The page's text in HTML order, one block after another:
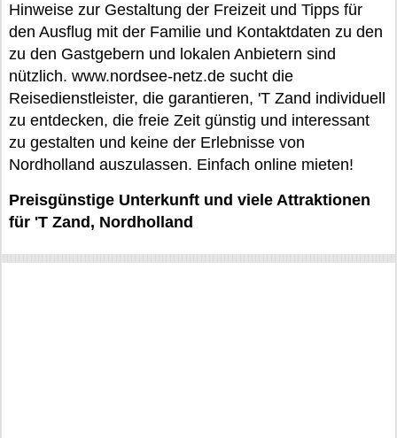
Hinweise zur Gestaltung der Freizeit und Tipps für
den Ausflug mit der Familie und Kontaktdaten zu den
zu den Gastgebern und lokalen Anbietern sind
nützlich. www.nordsee-netz.de sucht die
Reisedienstleister, die garantieren, 'T Zand individuell
zu entdecken, die freie Zeit günstig und interessant
zu gestalten und keine der Erlebnisse von
Nordholland auszulassen. Einfach online mieten!
Preisgünstige Unterkunft und viele Attraktionen
für 'T Zand, Nordholland